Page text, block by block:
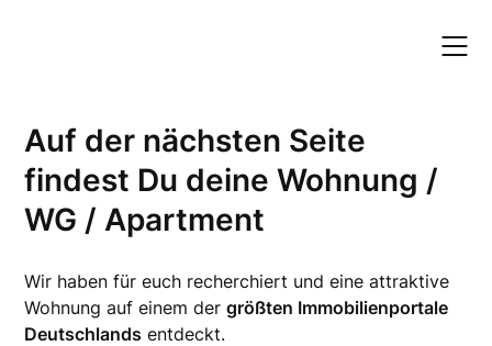
Auf der nächsten Seite
findest Du deine Wohnung /
WG / Apartment
Wir haben für euch recherchiert und eine attraktive
Wohnung auf einem dergrößten Immobilienportale
Deutschlands entdeckt.